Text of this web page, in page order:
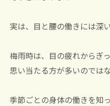
実は、目と腰の働きには深
梅雨時は、目の疲れからぎ
思い当たる方が多いのでは
季節ごとの身体の働きを知